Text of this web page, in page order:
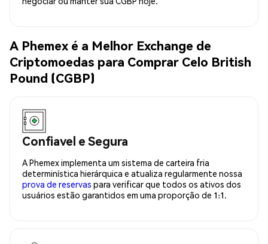
A Phemex é a Melhor Exchange de
Criptomoedas para Comprar Celo British
Pound (CGBP)
Confiavel e Segura
A Phemex implementa um sistema de carteira fria
determinística hierárquica e atualiza regularmente nossa
prova de reservas para verificar que todos os ativos dos
usuários estão garantidos em uma proporção de 1:1.